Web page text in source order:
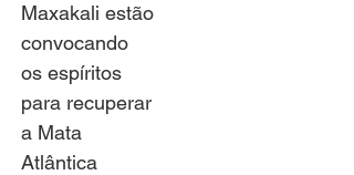
Maxakali estão
convocando
os espíritos
para recuperar
a Mata
Atlântica